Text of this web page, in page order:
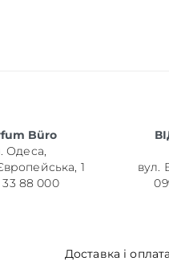
Büro
Одеса,
1
33 88 000
вул.
Доставка і оплата